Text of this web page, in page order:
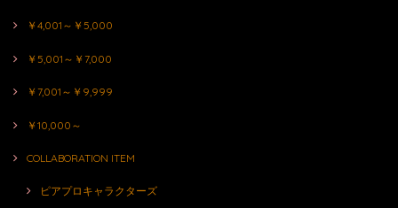
￥4,001～￥5,000
￥5,001～￥7,000
￥7,001～￥9,999
￥10,000～
COLLABORATION ITEM
ピアプロキャラクターズ